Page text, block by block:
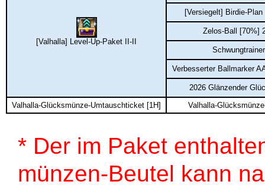
[Valhalla] Level-Up-Paket II-II
[Versiegelt] Birdie-
Zelos-Ball [70%]
Verbesserter Ballmarker
2026 Glänzender
Valhalla-Glücksmünze-Umtauschticket [1H]
Valhalla-
* Der im Paket
münzen-Beutel kann